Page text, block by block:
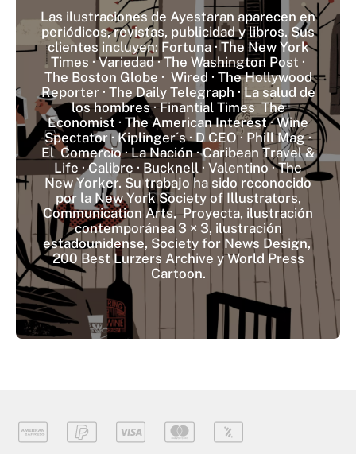
Las ilustraciones de Ayestaran aparecen en
periódicos, revistas, publicidad y libros. Sus
clientes incluyen: Fortuna · The New York
Times · Variedad · The Washington Post ·
The Boston Globe · Wired · The Hollywood
Reporter · The Daily Telegraph · La salud de
los hombres · Finantial Times The
Economist · The American Interest · Wine
Spectator · Kiplinger´s · D CEO · Phill Mag ·
El Comercio · La Nación · Caribean Travel &
Life · Calibre · Bucknell · Valentino · The
New Yorker. Su trabajo ha sido reconocido
por la New York Society of Illustrators,
Communication Arts, Proyecta, ilustración
contemporánea 3 × 3, ilustración
estadounidense, Society for News Design,
200 Best Lurzers Archive y World Press
Cartoon.